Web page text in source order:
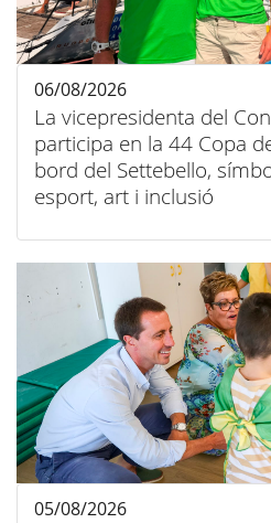
La vicepresidenta del
participa en la 44 Copa
bord del Settebello,
esport, art i inclusió
06/08/2026
05/08/2026